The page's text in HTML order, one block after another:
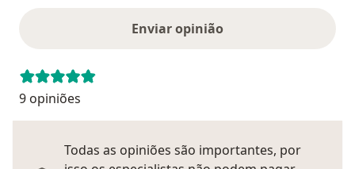
Enviar opinião
9 opiniões
Todas as opiniões são importantes, por